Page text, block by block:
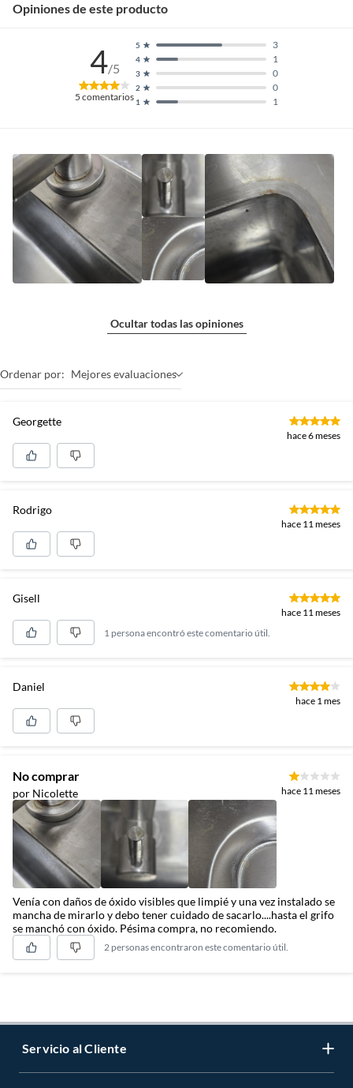
Opiniones de este producto
4/5
5 comentarios 1 1
2 0
3 0
4 1
5 3
Ocultar todas las opiniones
Ordenar por: Mejores evaluaciones
Georgette
hace 6 meses
Rodrigo
hace 11 meses
Gisell
hace 11 meses
1 persona encontró este comentario útil.
Daniel
hace 1 mes
No comprar
por Nicolette hace 11 meses
Venía con daños de óxido visibles que limpié y una vez instalado se
mancha de mirarlo y debo tener cuidado de sacarlo....hasta el grifo
se manchó con óxido. Pésima compra, no recomiendo.
2 personas encontraron este comentario útil.
Servicio al Cliente